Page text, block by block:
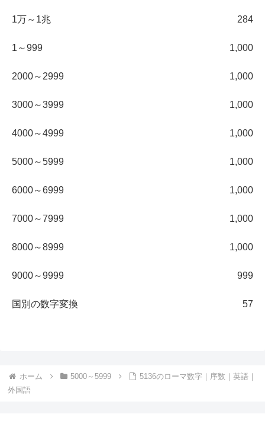
1万～1兆 284
1～999 1,000
2000～2999 1,000
3000～3999 1,000
4000～4999 1,000
5000～5999 1,000
6000～6999 1,000
7000～7999 1,000
8000～8999 1,000
9000～9999 999
国別の数字変換 57
ホーム 5000～5999
5136のローマ数字｜序数｜英語｜
外国語